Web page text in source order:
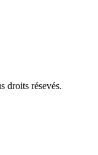
droits résevés.